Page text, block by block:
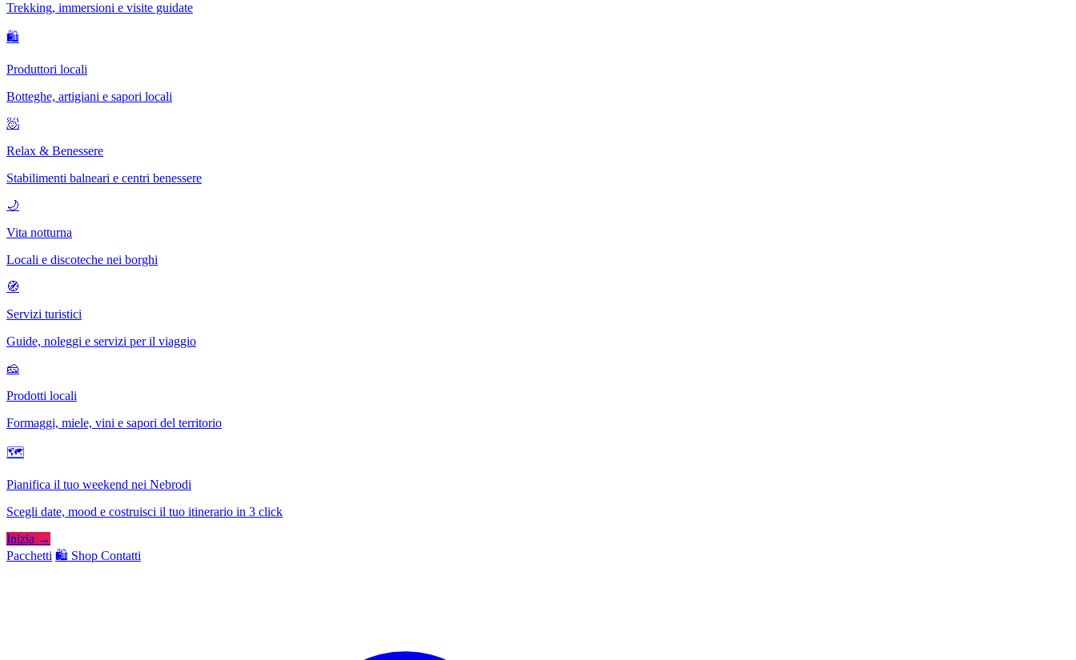
Trekking, immersioni e visite guidate
🛍
Produttori locali
Botteghe, artigiani e sapori locali
🧖
Relax & Benessere
Stabilimenti balneari e centri benessere
🌙
Vita notturna
Locali e discoteche nei borghi
🧭
Servizi turistici
Guide, noleggi e servizi per il viaggio
🧀
Prodotti locali
Formaggi, miele, vini e sapori del territorio
🗺
Pianifica il tuo weekend nei Nebrodi
Scegli date, mood e costruisci il tuo itinerario in 3 click
Inizia →
Pacchetti 🛍️ Shop Contatti